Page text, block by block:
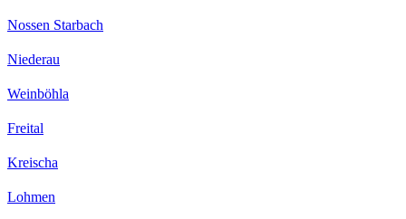
Nossen Starbach
Niederau
Weinböhla
Freital
Kreischa
Lohmen